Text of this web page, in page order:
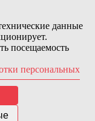
данные
посещаемость
персональных